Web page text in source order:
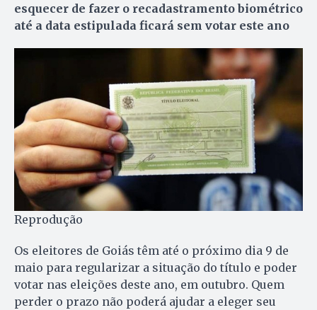
esquecer de fazer o recadastramento biométrico
até a data estipulada ficará sem votar este ano
Reprodução
Os eleitores de Goiás têm até o próximo dia 9 de
maio para regularizar a situação do título e poder
votar nas eleições deste ano, em outubro. Quem
perder o prazo não poderá ajudar a eleger seu